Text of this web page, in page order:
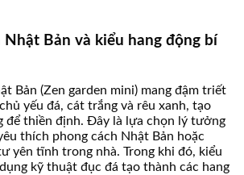
Bản và kiểu hang động bí
Bản (Zen garden mini) mang đậm triết
yếu đá, cát trắng và rêu xanh, tạo
để thiền định. Đây là lựa chọn lý tưởng
thích phong cách Nhật Bản hoặc
yên tĩnh trong nhà. Trong khi đó, kiểu
kỹ thuật đục đá tạo thành các hang